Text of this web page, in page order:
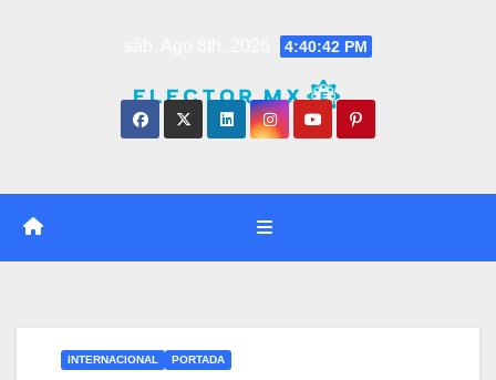
4:40:43 PM
INTERNACIONAL PORTADA